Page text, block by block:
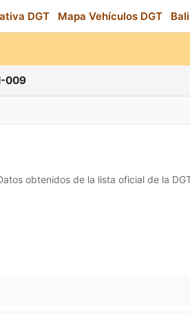
DGT Mapa Vehículos DGT
009
obtenidos de la lista oficial de la